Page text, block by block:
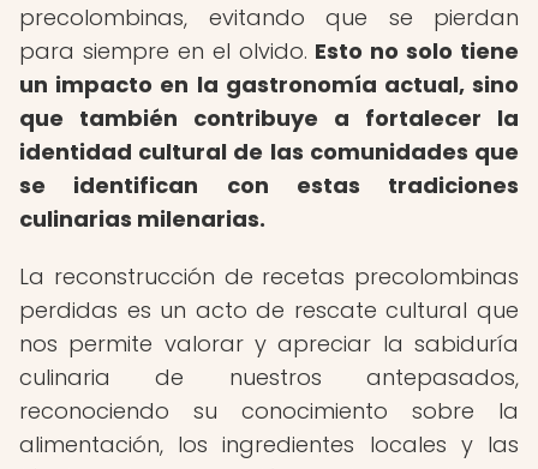
precolombinas, evitando que se pierdan
para siempre en el olvido. Esto no solo tiene
un impacto en la gastronomía actual, sino
que también contribuye a fortalecer la
identidad cultural de las comunidades que
se identifican con estas tradiciones
culinarias milenarias.
La reconstrucción de recetas precolombinas
perdidas es un acto de rescate cultural que
nos permite valorar y apreciar la sabiduría
culinaria de nuestros antepasados,
reconociendo su conocimiento sobre la
alimentación, los ingredientes locales y las